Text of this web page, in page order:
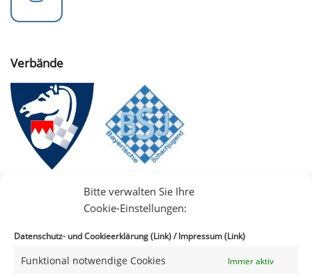
Bitte verwalten Sie Ihre
Cookie-Einstellungen:
Datenschutz- und Cookieerklärung (Link)/Impressum (Link)
Funktional notwendige Cookies Immer aktiv
Verbände